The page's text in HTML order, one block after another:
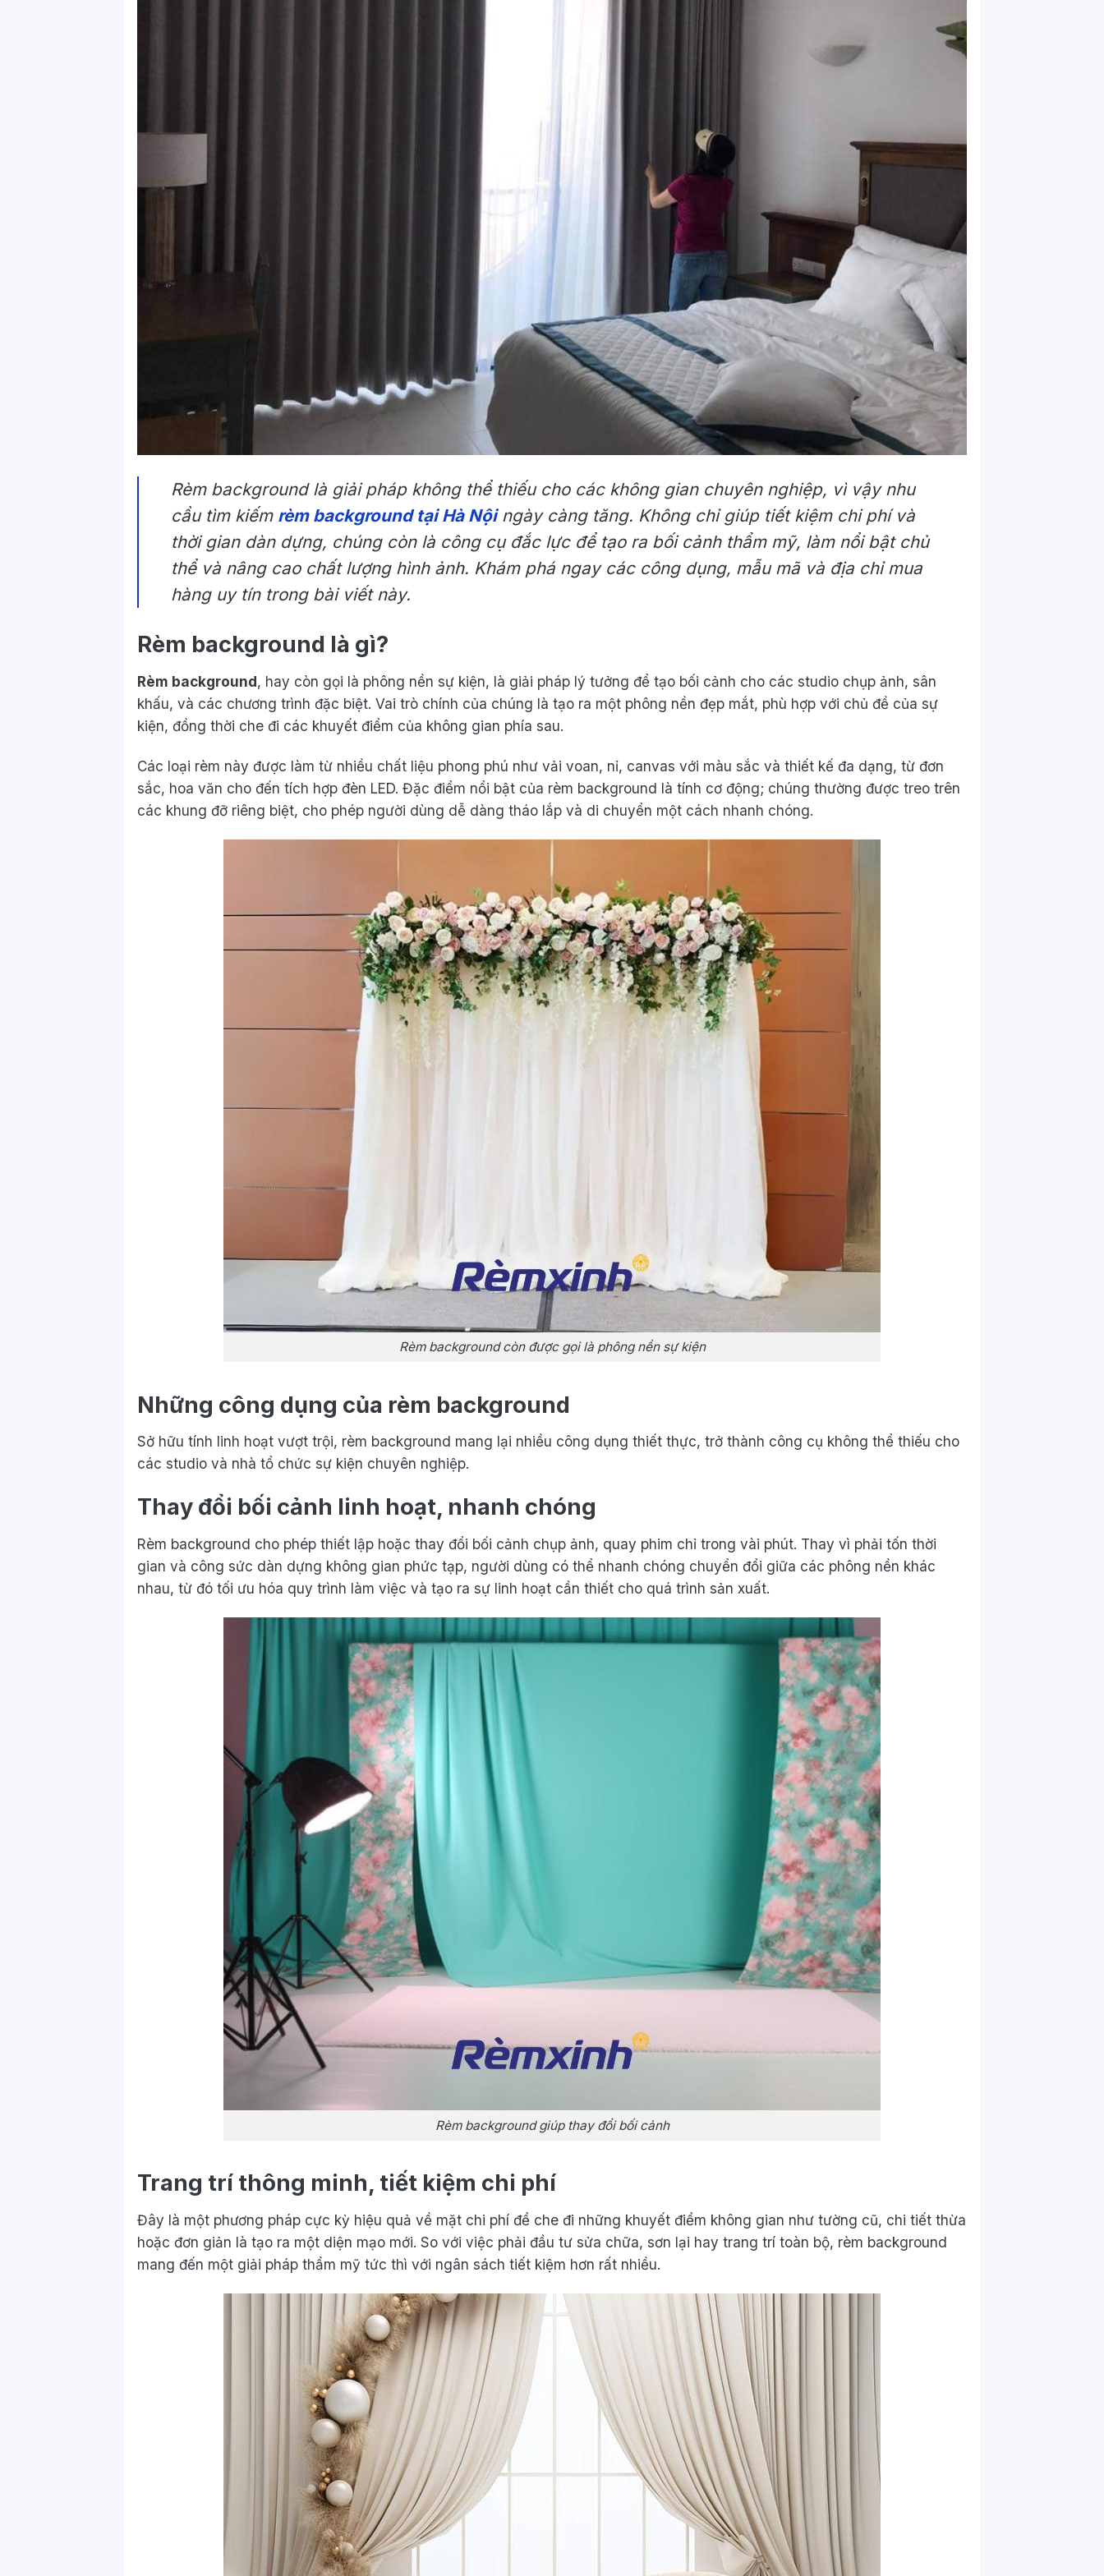
Rèm background là giải pháp không thể thiếu cho các không gian chuyên nghiệp, vì vậy nhu
cầu tìm kiếm rèm background tại Hà Nộingày càng tăng. Không chỉ giúp tiết kiệm chi phí và
thời gian dàn dựng, chúng còn là công cụ đắc lực để tạo ra bối cảnh thẩm mỹ, làm nổi bật chủ
thể và nâng cao chất lượng hình ảnh. Khám phá ngay các công dụng, mẫu mã và địa chỉ mua
hàng uy tín trong bài viết này.
Rèm background là gì?
Rèm background, hay còn gọi là phông nền sự kiện, là giải pháp lý tưởng để tạo bối cảnh cho các studio chụp ảnh, sân
khấu, và các chương trình đặc biệt. Vai trò chính của chúng là tạo ra một phông nền đẹp mắt, phù hợp với chủ đề của sự
kiện, đồng thời che đi các khuyết điểm của không gian phía sau.
Các loại rèm này được làm từ nhiều chất liệu phong phú như vải voan, nỉ, canvas với màu sắc và thiết kế đa dạng, từ đơn
sắc, hoa văn cho đến tích hợp đèn LED. Đặc điểm nổi bật của rèm background là tính cơ động; chúng thường được treo trên
các khung đỡ riêng biệt, cho phép người dùng dễ dàng tháo lắp và di chuyển một cách nhanh chóng.
Rèm background còn được gọi là phông nền sự kiện
Những công dụng của rèm background
Sở hữu tính linh hoạt vượt trội, rèm background mang lại nhiều công dụng thiết thực, trở thành công cụ không thể thiếu cho
các studio và nhà tổ chức sự kiện chuyên nghiệp.
Thay đổi bối cảnh linh hoạt, nhanh chóng
Rèm background cho phép thiết lập hoặc thay đổi bối cảnh chụp ảnh, quay phim chỉ trong vài phút. Thay vì phải tốn thời
gian và công sức dàn dựng không gian phức tạp, người dùng có thể nhanh chóng chuyển đổi giữa các phông nền khác
nhau, từ đó tối ưu hóa quy trình làm việc và tạo ra sự linh hoạt cần thiết cho quá trình sản xuất.
Rèm background giúp thay đổi bối cảnh
Trang trí thông minh, tiết kiệm chi phí
Đây là một phương pháp cực kỳ hiệu quả về mặt chi phí để che đi những khuyết điểm không gian như tường cũ, chi tiết thừa
hoặc đơn giản là tạo ra một diện mạo mới. So với việc phải đầu tư sửa chữa, sơn lại hay trang trí toàn bộ, rèm background
mang đến một giải pháp thẩm mỹ tức thì với ngân sách tiết kiệm hơn rất nhiều.